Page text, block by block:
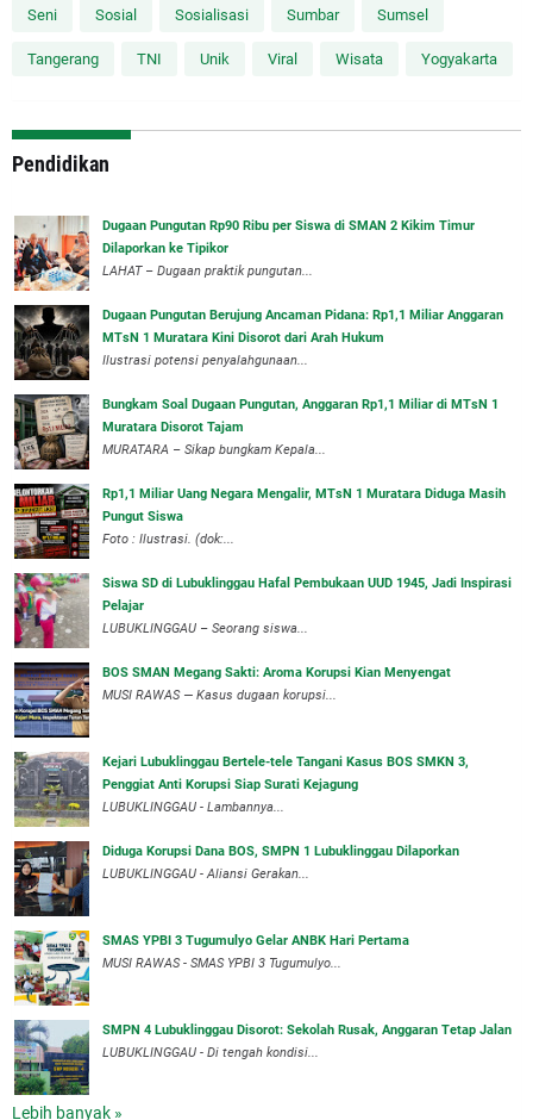
Seni Sosial Sosialisasi Sumbar Sumsel
Tangerang TNI Unik Viral Wisata Yogyakarta
Pendidikan
Dugaan Pungutan Rp90 Ribu per Siswa di SMAN 2 Kikim Timur
Dilaporkan ke Tipikor
LAHAT – Dugaan praktik pungutan...
Dugaan Pungutan Berujung Ancaman Pidana: Rp1,1 Miliar Anggaran
MTsN 1 Muratara Kini Disorot dari Arah Hukum
Ilustrasi potensi penyalahgunaan...
Bungkam Soal Dugaan Pungutan, Anggaran Rp1,1 Miliar di MTsN 1
Muratara Disorot Tajam
‎MURATARA – Sikap bungkam Kepala...
‎Rp1,1 Miliar Uang Negara Mengalir, MTsN 1 Muratara Diduga Masih
Pungut Siswa
Foto : Ilustrasi. (dok:...
Siswa SD di Lubuklinggau Hafal Pembukaan UUD 1945, Jadi Inspirasi
Pelajar
LUBUKLINGGAU – Seorang siswa...
BOS SMAN Megang Sakti: Aroma Korupsi Kian Menyengat
MUSI RAWAS — Kasus dugaan korupsi...
Kejari Lubuklinggau Bertele-tele Tangani Kasus BOS SMKN 3,
Penggiat Anti Korupsi Siap Surati Kejagung
LUBUKLINGGAU - Lambannya...
Diduga Korupsi Dana BOS, SMPN 1 Lubuklinggau Dilaporkan
LUBUKLINGGAU - Aliansi Gerakan...
SMAS YPBI 3 Tugumulyo Gelar ANBK Hari Pertama
MUSI RAWAS - SMAS YPBI 3 Tugumulyo...
SMPN 4 Lubuklinggau Disorot: Sekolah Rusak, Anggaran Tetap Jalan
LUBUKLINGGAU - Di tengah kondisi...
Lebih banyak »